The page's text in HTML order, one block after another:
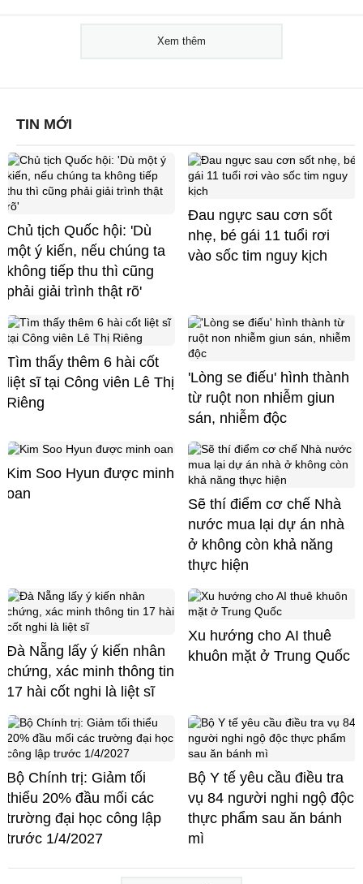
Xem thêm
TIN MỚI
Chủ tịch Quốc hội: 'Dù
một ý kiến, nếu chúng ta
không tiếp thu thì cũng
phải giải trình thật rõ'
Đau ngực sau cơn sốt
nhẹ, bé gái 11 tuổi rơi
vào sốc tim nguy kịch
Tìm thấy thêm 6 hài cốt
liệt sĩ tại Công viên Lê Thị
Riêng
'Lòng se điếu' hình thành
từ ruột non nhiễm giun
sán, nhiễm độc
Kim Soo Hyun được minh
oan
Sẽ thí điểm cơ chế Nhà
nước mua lại dự án nhà
ở không còn khả năng
thực hiện
Đà Nẵng lấy ý kiến nhân
chứng, xác minh thông tin
17 hài cốt nghi là liệt sĩ
Xu hướng cho AI thuê
khuôn mặt ở Trung Quốc
Bộ Chính trị: Giảm tối
thiểu 20% đầu mối các
trường đại học công lập
trước 1/4/2027
Bộ Y tế yêu cầu điều tra
vụ 84 người nghi ngộ độc
thực phẩm sau ăn bánh
mì